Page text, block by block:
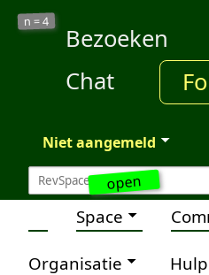
open
n =4
Bezoeken
Chat
Niet aangemeld
Space
Organisatie